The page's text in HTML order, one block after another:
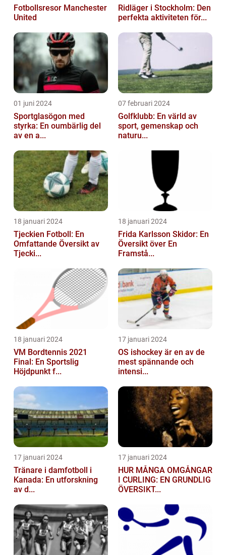
Fotbollsresor Manchester
United
Ridläger i Stockholm: Den
perfekta aktiviteten för...
01 juni 2024
Sportglasögon med
styrka: En oumbärlig del
av en a...
07 februari 2024
Golfklubb: En värld av
sport, gemenskap och
naturu...
18 januari 2024
Tjeckien Fotboll: En
Omfattande Översikt av
Tjecki...
18 januari 2024
Frida Karlsson Skidor: En
Översikt över En
Framstå...
18 januari 2024
VM Bordtennis 2021
Final: En Sportslig
Höjdpunkt f...
17 januari 2024
OS ishockey är en av de
mest spännande och
intensi...
17 januari 2024
Tränare i damfotboll i
Kanada: En utforskning
av d...
17 januari 2024
HUR MÅNGA OMGÅNGAR
I CURLING: EN GRUNDLIG
ÖVERSIKT...